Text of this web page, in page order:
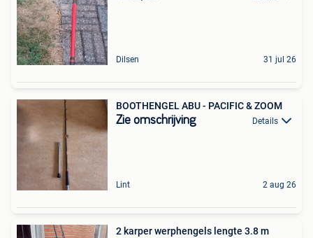
Dilsen 31 jul 26
BOOTHENGEL ABU - PACIFIC & ZOOM
Zie omschrijving Details
Lint 2 aug 26
2 karper werphengels lengte 3.8 m